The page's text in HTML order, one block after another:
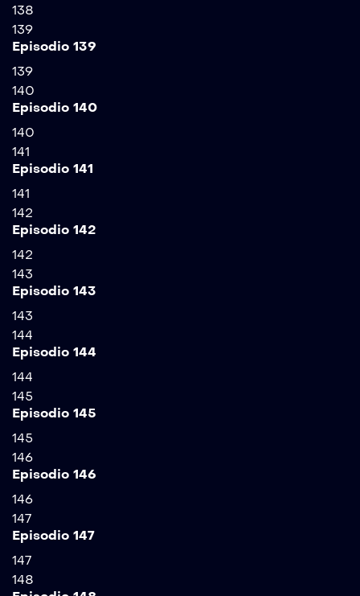
138
139
Episodio 139
139
140
Episodio 140
140
141
Episodio 141
141
142
Episodio 142
142
143
Episodio 143
143
144
Episodio 144
144
145
Episodio 145
145
146
Episodio 146
146
147
Episodio 147
147
148